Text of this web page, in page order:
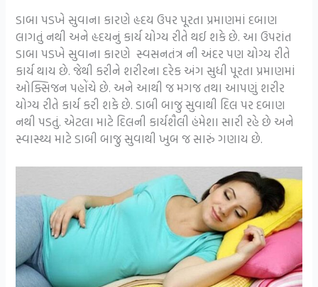
ડાબા પડખે સુવાના કારણે હૃદય ઉપર પૂરતા પ્રમાણમાં દબાણ
લાગતું નથી અને હૃદયનું કાર્ય યોગ્ય રીતે થઈ શકે છે. આ ઉપરાંત
ડાબા પડખે સુવાના કારણે સ્વસનતંત્ર ની અંદર પણ યોગ્ય રીતે
કાર્ય થાય છે. જેથી કરીને શરીરના દરેક અંગ સુધી પૂરતા પ્રમાણમાં
ઓક્સિજન પહોંચે છે. અને આથી જ મગજ તથા આપણું શરીર
યોગ્ય રીતે કાર્ય કરી શકે છે. ડાબી બાજુ સુવાથી દિલ પર દબાણ
નથી પડતું. એટલા માટે દિલની કાર્યશૈલી હંમેશા સારી રહે છે અને
સ્વાસ્થ્ય માટે ડાબી બાજુ સુવાથી ખુબ જ સારું ગણાય છે.